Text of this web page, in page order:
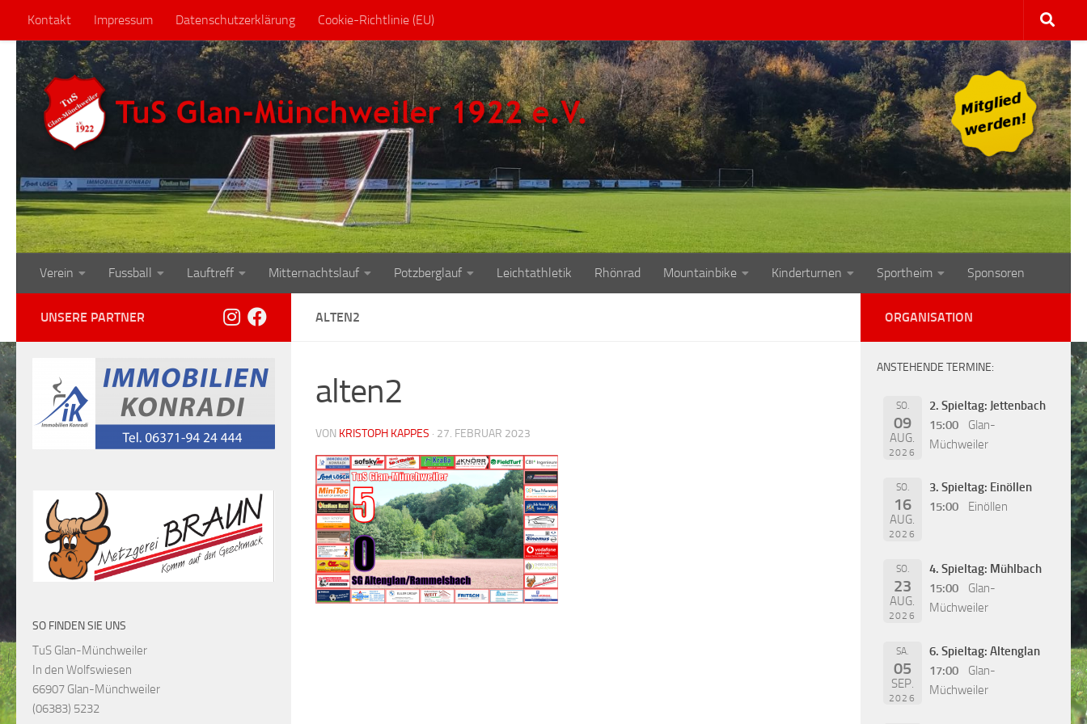
Zum Inhalt springen
Kontakt Impressum Datenschutzerklärung Cookie-Richtlinie (EU)
Verein Fussball Lauftreff Mitternachtslauf Potzberglauf Leichtathletik Rhönrad Mountainbike Kinderturnen Sportheim Sponsoren
ALTEN2
alten2
VON KRISTOPH KAPPES · 27. FEBRUAR 2023
UNSERE PARTNER
SO FINDEN SIE UNS
TuS Glan-Münchweiler
In den Wolfswiesen
66907 Glan-Münchweiler
(06383) 5232
ORGANISATION
ANSTEHENDE TERMINE:
SO.
09
AUG.
2026
2. Spieltag: Jettenbach
15:00
Glan-
Müchweiler
SO.
16
AUG.
2026
3. Spieltag: Einöllen
15:00
Einöllen
SO.
23
AUG.
2026
4. Spieltag: Mühlbach
15:00
Glan-
Müchweiler
SA.
05
SEP.
2026
6. Spieltag: Altenglan
17:00
Glan-
Müchweiler